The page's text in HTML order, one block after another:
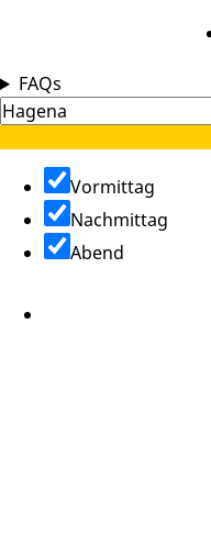
FAQs
Vormittag
Nachmittag
Abend